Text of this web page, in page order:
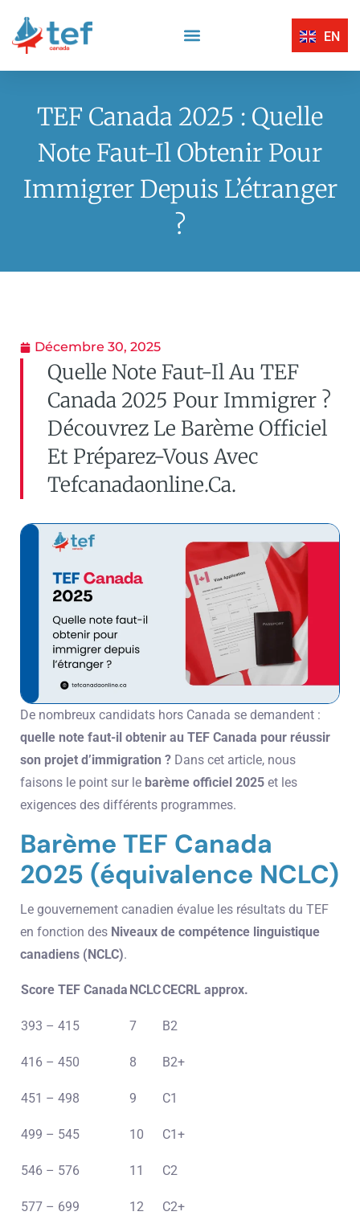
EN
TEF Canada 2025 : Quelle
Note Faut-Il Obtenir Pour
Immigrer Depuis L’étranger
?
Décembre 30, 2025
Quelle Note Faut-Il Au TEF
Canada 2025 Pour Immigrer ?
Découvrez Le Barème Officiel
Et Préparez-Vous Avec
Tefcanadaonline.ca.
De nombreux candidats hors Canada se demandent :
quelle note faut-il obtenir au TEF Canada pour réussir
son projet d’immigration ? Dans cet article, nous
faisons le point sur le barème officiel 2025 et les
exigences des différents programmes.
Barème TEF Canada
2025 (équivalence NCLC)
Le gouvernement canadien évalue les résultats du TEF
en fonction des Niveaux de compétence linguistique
canadiens (NCLC).
Score TEF Canada NCLCCECRL approx.
393 – 415 7 B2
416 – 450 8 B2+
451 – 498 9 C1
499 – 545 10 C1+
546 – 576 11 C2
577 – 699 12 C2+